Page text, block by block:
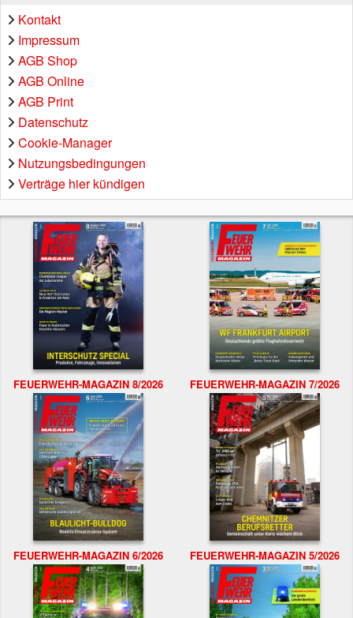
Kontakt
Impressum
AGB Shop
AGB Online
AGB Print
Datenschutz
Cookie-Manager
Nutzungsbedingungen
Verträge hier kündigen
FEUERWEHR-MAGAZIN 8/2026 FEUERWEHR-MAGAZIN 7/2026
FEUERWEHR-MAGAZIN 6/2026 FEUERWEHR-MAGAZIN 5/2026